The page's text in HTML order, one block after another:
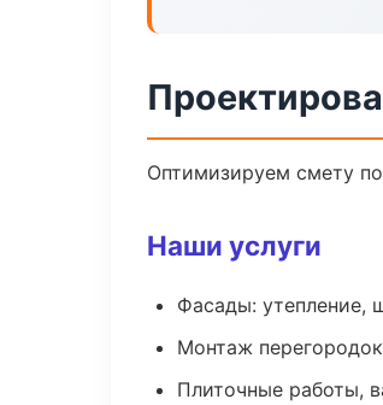
Оптимизируем смету
Наши услуги
Фасады: утепление,
Монтаж
Плиточные работы,